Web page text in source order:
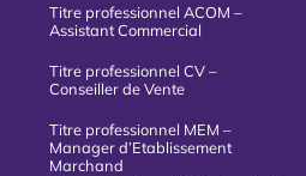
Titre professionnel ACOM –
Assistant Commercial
Titre professionnel CV –
Conseiller de Vente
Titre professionnel MEM –
Manager d’Etablissement
Marchand